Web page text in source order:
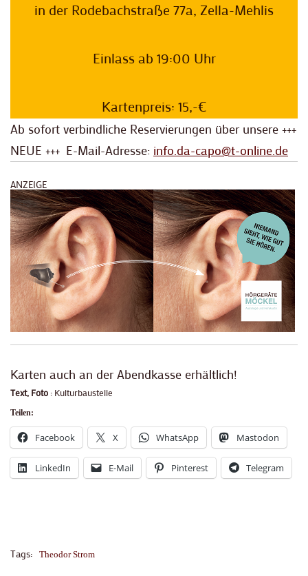
in der Rodebachstraße 77a, Zella-Mehlis
Einlass ab 19:00 Uhr
Kartenpreis: 15,-€
Ab sofort verbindliche Reservierungen über unsere +++
NEUE +++ E-Mail-Adresse: info.da-capo@t-online.de
ANZEIGE
Karten auch an der Abendkasse erhältlich!
Text, Foto : Kulturbaustelle
Teilen:
Facebook X WhatsApp Mastodon
LinkedIn E-Mail Pinterest Telegram
Tags: Theodor Strom